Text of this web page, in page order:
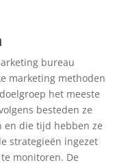
bureau
marketing methoden
het meeste
besteden ze
en die tijd hebben ze
strategieën ingezet
monitoren. De